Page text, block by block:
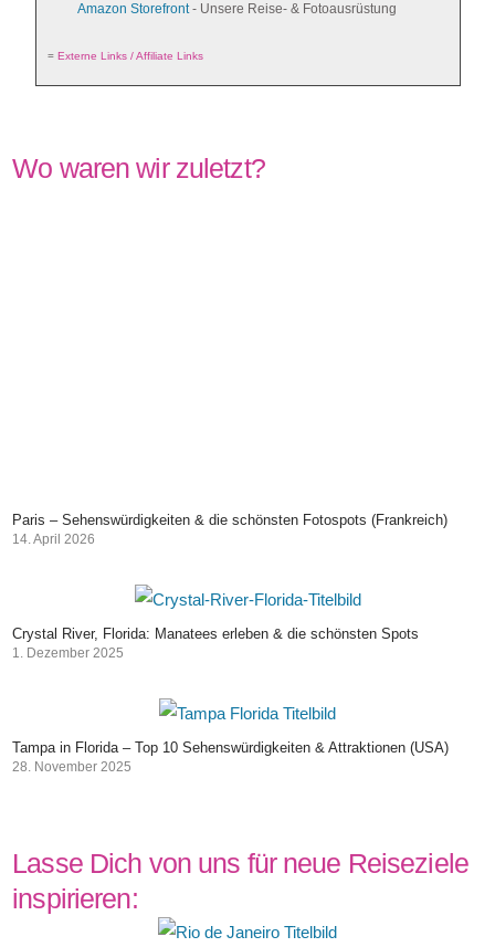
Amazon Storefront- Unsere Reise- & Fotoausrüstung
= Externe Links / Affiliate Links
Wo waren wir zuletzt?
Paris – Sehenswürdigkeiten & die schönsten Fotospots (Frankreich)
14. April 2026
Crystal River, Florida: Manatees erleben & die schönsten Spots
1. Dezember 2025
Tampa in Florida – Top 10 Sehenswürdigkeiten & Attraktionen (USA)
28. November 2025
Lasse Dich von uns für neue Reiseziele
inspirieren: